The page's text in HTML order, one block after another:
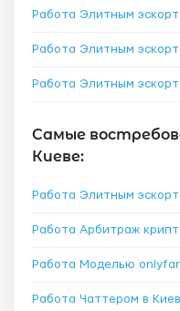
Работа Элитным
Работа Элитным
Работа Элитным
Самые
Киеве:
Работа Элитным
Работа Арбитраж
Работа Моделью
Работа Чаттером в